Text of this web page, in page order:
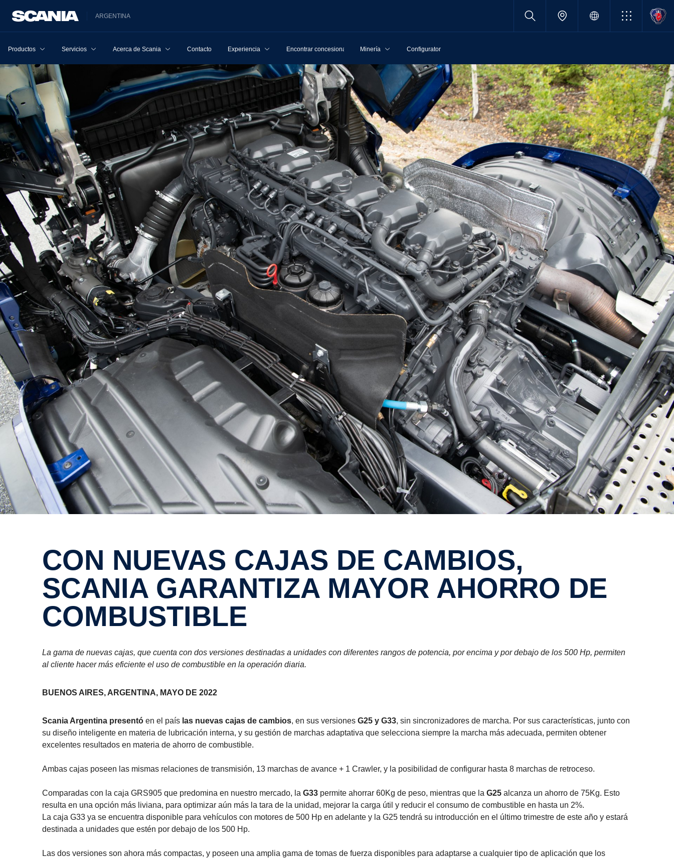
ARGENTINA
Productos Servicios Acerca de Scania Contacto Experiencia Encontrar concesionarios Minería Configurator
CON NUEVAS CAJAS DE CAMBIOS,
SCANIA GARANTIZA MAYOR AHORRO DE
COMBUSTIBLE
La gama de nuevas cajas, que cuenta con dos versiones destinadas a unidades con diferentes rangos de potencia, por encima y por debajo de los 500 Hp, permiten
al cliente hacer más eficiente el uso de combustible en la operación diaria.
BUENOS AIRES, ARGENTINA, MAYO DE 2022
Scania Argentina presentó en el país las nuevas cajas de cambios, en sus versiones G25 y G33, sin sincronizadores de marcha. Por sus características, junto con
su diseño inteligente en materia de lubricación interna, y su gestión de marchas adaptativa que selecciona siempre la marcha más adecuada, permiten obtener
excelentes resultados en materia de ahorro de combustible.
Ambas cajas poseen las mismas relaciones de transmisión, 13 marchas de avance + 1 Crawler, y la posibilidad de configurar hasta 8 marchas de retroceso.
Comparadas con la caja GRS905 que predomina en nuestro mercado, la G33 permite ahorrar 60Kg de peso, mientras que la G25 alcanza un ahorro de 75Kg. Esto
resulta en una opción más liviana, para optimizar aún más la tara de la unidad, mejorar la carga útil y reducir el consumo de combustible en hasta un 2%.
La caja G33 ya se encuentra disponible para vehículos con motores de 500 Hp en adelante y la G25 tendrá su introducción en el último trimestre de este año y estará
destinada a unidades que estén por debajo de los 500 Hp.
Las dos versiones son ahora más compactas, y poseen una amplia gama de tomas de fuerza disponibles para adaptarse a cualquier tipo de aplicación que los